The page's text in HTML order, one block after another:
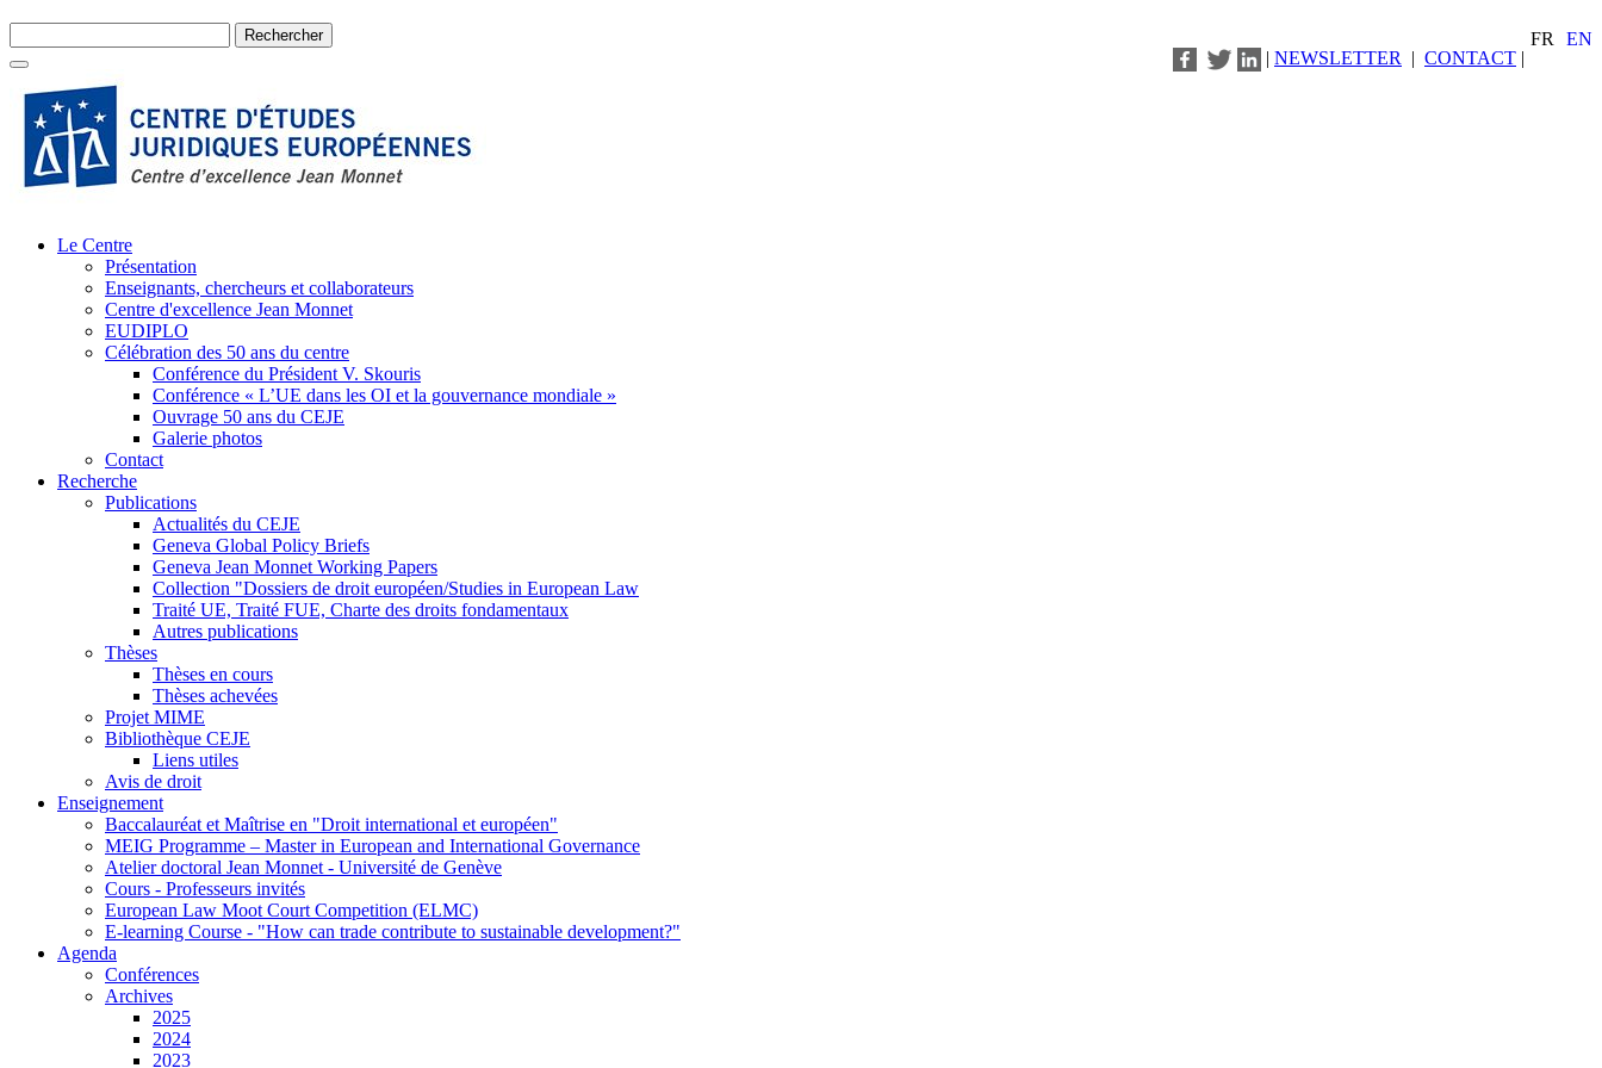
FR
EN
| NEWSLETTER | CONTACT |
Le Centre
Présentation
Enseignants, chercheurs et collaborateurs
Centre d'excellence Jean Monnet
EUDIPLO
Célébration des 50 ans du centre
Conférence du Président V. Skouris
Conférence « L’UE dans les OI et la gouvernance mondiale »
Ouvrage 50 ans du CEJE
Galerie photos
Contact
Recherche
Publications
Actualités du CEJE
Geneva Global Policy Briefs
Geneva Jean Monnet Working Papers
Collection "Dossiers de droit européen/Studies in European Law
Traité UE, Traité FUE, Charte des droits fondamentaux
Autres publications
Thèses
Thèses en cours
Thèses achevées
Projet MIME
Bibliothèque CEJE
Liens utiles
Avis de droit
Enseignement
Baccalauréat et Maîtrise en "Droit international et européen"
MEIG Programme – Master in European and International Governance
Atelier doctoral Jean Monnet - Université de Genève
Cours - Professeurs invités
European Law Moot Court Competition (ELMC)
E-learning Course - "How can trade contribute to sustainable development?"
Agenda
Conférences
Archives
2025
2024
2023